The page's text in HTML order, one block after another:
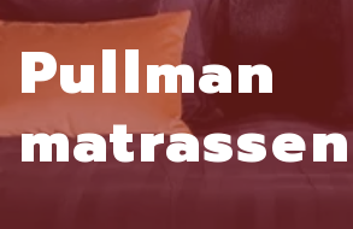
Pullman
matrassen